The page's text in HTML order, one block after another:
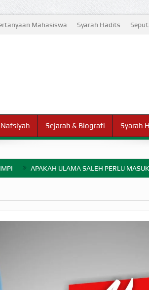
Mahasiswa Syarah Hadits
Nafsiyah Sejarah & Biografi Syarah
APAKAH ULAMA SALEH PERLU
CINTA KARENA ALLAH
SENDIRI